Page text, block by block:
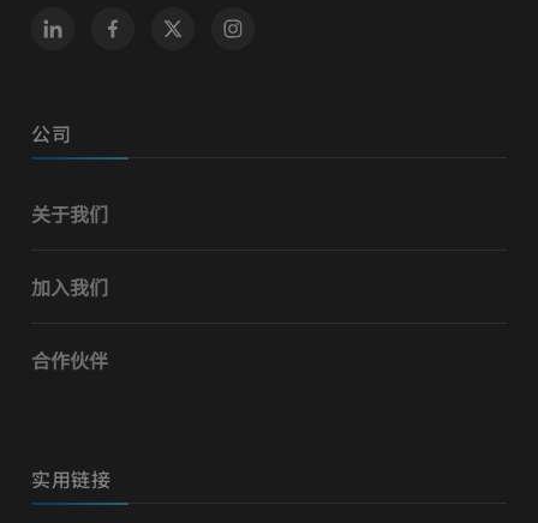
公司
关于我们
加入我们
合作伙伴
实用链接